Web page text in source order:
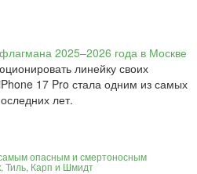
линейку своих
17 Pro стала одним из самых
лет.
опасным и смертоносным
Тиль, Карп и Шмидт